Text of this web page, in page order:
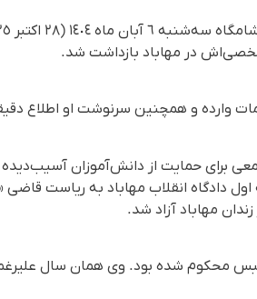
در مهاباد بازداشت شد.
وارده و همچنین سرنوشت او
به دلیل شرکت در تجمعى برای حمایت از
مهاباد آزاد شد.
١٣٧٨ نیز بازداشت و به حبس محکوم شده بود. وی همان